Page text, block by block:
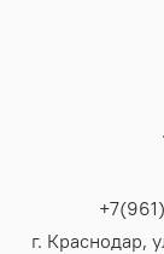
г. Краснодар,